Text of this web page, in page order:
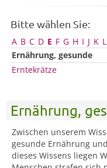
Bitte wählen Sie:
A B C D E F G H I J K L
Ernährung, gesunde
Erntekrätze
Ernährung,
Zwischen unserem
gesunde Ernährung
dieses Wissens liegen